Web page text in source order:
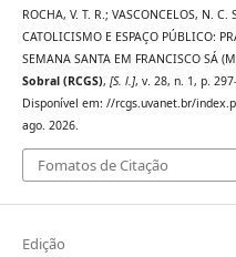
ROCHA, V. T. R.; VASCONCELOS, N.
CATOLICISMO E ESPAÇO PÚBLICO:
SEMANA SANTA EM FRANCISCO SÁ
Sobral (RCGS), [S. l.], v. 28, n. 1, p.
Disponível em: //rcgs.uvanet.br/
ago. 2026.
Fomatos de Citação
Edição